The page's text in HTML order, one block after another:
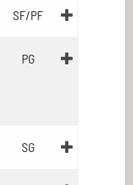
SF/PF
PG
SG